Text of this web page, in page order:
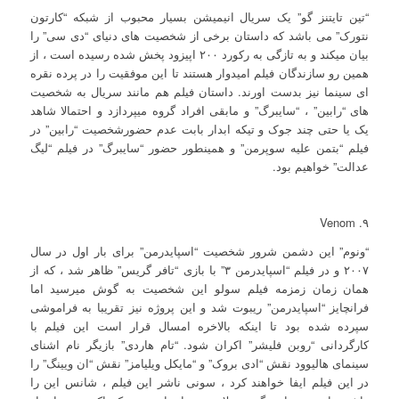
“تین تایتنز گو” یک سریال انیمیشن بسیار محبوب از شبکه “کارتون
نتورک” می باشد که داستان برخی از شخصیت های دنیای “دی سی” را
بیان میکند و به تازگی به رکورد ۲۰۰ اپیزود پخش شده رسیده است ، از
همین رو سازندگان فیلم امیدوار هستند تا این موفقیت را در پرده نقره
ای سینما نیز بدست اورند. داستان فیلم هم مانند سریال به شخصیت
های “رابین” ، “سایبرگ” و مابقی افراد گروه میپردازد و احتمالا شاهد
یک یا حتی چند جوک و تیکه ابدار بابت عدم حضورشخصیت “رابین” در
فیلم “بتمن علیه سوپرمن” و همینطور حضور “سایبرگ” در فیلم “لیگ
عدالت” خواهیم بود.
۹. Venom
“ونوم” این دشمن شرور شخصیت “اسپایدرمن” برای بار اول در سال
۲۰۰۷ و در فیلم “اسپایدرمن ۳” با بازی “تافر گریس” ظاهر شد ، که از
همان زمان زمزمه فیلم سولو این شخصیت به گوش میرسید اما
فرانچایز “اسپایدرمن” ریبوت شد و این پروژه نیز تقریبا به فراموشی
سپرده شده بود تا اینکه بالاخره امسال قرار است این فیلم با
کارگردانی “روبن فلیشر” اکران شود. “تام هاردی” بازیگر نام اشنای
سینمای هالیوود نقش “ادی بروک” و “مایکل ویلیامز” نقش “ان ویینگ” را
در این فیلم ایفا خواهند کرد ، سونی ناشر این فیلم ، شانس این را